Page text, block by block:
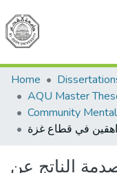
Home
الناتج عن